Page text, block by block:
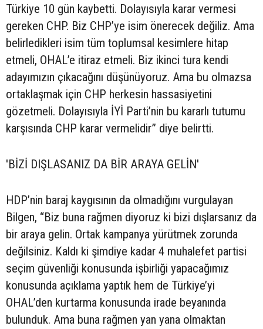
Türkiye 10 gün kaybetti. Dolayısıyla karar vermesi
gereken CHP. Biz CHP’ye isim önerecek değiliz. Ama
belirledikleri isim tüm toplumsal kesimlere hitap
etmeli, OHAL’e itiraz etmeli. Biz ikinci tura kendi
adayımızın çıkacağını düşünüyoruz. Ama bu olmazsa
ortaklaşmak için CHP herkesin hassasiyetini
gözetmeli. Dolayısıyla İYİ Parti’nin bu kararlı tutumu
karşısında CHP karar vermelidir” diye belirtti.
'BİZİ DIŞLASANIZ DA BİR ARAYA GELİN'
HDP’nin baraj kaygısının da olmadığını vurgulayan
Bilgen, “Biz buna rağmen diyoruz ki bizi dışlarsanız da
bir araya gelin. Ortak kampanya yürütmek zorunda
değilsiniz. Kaldı ki şimdiye kadar 4 muhalefet partisi
seçim güvenliği konusunda işbirliği yapacağımız
konusunda açıklama yaptık hem de Türkiye’yi
OHAL’den kurtarma konusunda irade beyanında
bulunduk. Ama buna rağmen yan yana olmaktan